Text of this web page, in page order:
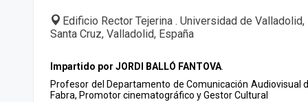
Edificio Rector Tejerina . Universidad de
Santa Cruz, Valladolid, España
Impartido por JORDI BALLÓ FANTOVA
Profesor del Departamento de Comunicación Audiovisual
Fabra, Promotor cinematográfico y Gestor Cultural